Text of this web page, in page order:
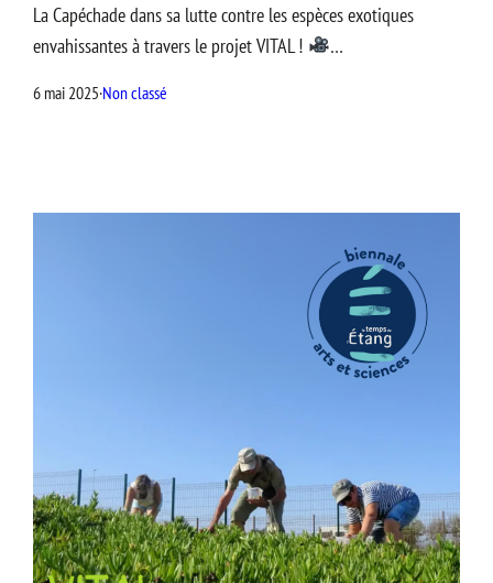
La Capéchade dans sa lutte contre les espèces exotiques
envahissantes à travers le projet VITAL !
…
6 mai 2025·Non classé